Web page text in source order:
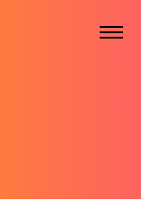
«Инва-Студия»